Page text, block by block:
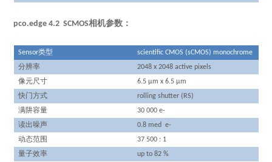
pco.edge 4.2 SCMOS相机参数：
Sensor类型 scientific CMOS (sCMOS) monochrome
分辨率 2048 x 2048 active pixels
像元尺寸 6.5 µm x 6.5 µm
快门方式 rolling shutter (RS)
满阱容量 30 000 e-
读出噪声 0.8 med e-
动态范围 37 500 : 1
量子效率 up to 82 %